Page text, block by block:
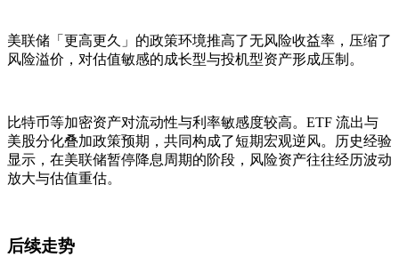
美联储「更高更久」的政策环境推高了无风险收益率，压缩了
风险溢价，对估值敏感的成长型与投机型资产形成压制。
比特币等加密资产对流动性与利率敏感度较高。ETF 流出与
美股分化叠加政策预期，共同构成了短期宏观逆风。历史经验
显示，在美联储暂停降息周期的阶段，风险资产往往经历波动
放大与估值重估。
后续走势